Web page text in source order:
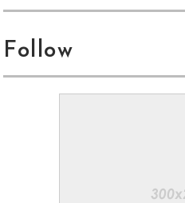
Follow